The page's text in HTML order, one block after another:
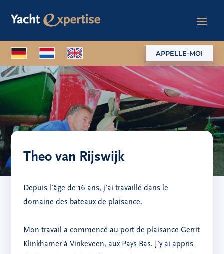
APPELLE-MOI
Theo van Rijswijk
Depuis l’âge de 16 ans, j’ai travaillé dans le
domaine des bateaux de plaisance.
Mon travail a commencé au port de plaisance Gerrit
Klinkhamer à Vinkeveen, aux Pays Bas. J’y ai appris